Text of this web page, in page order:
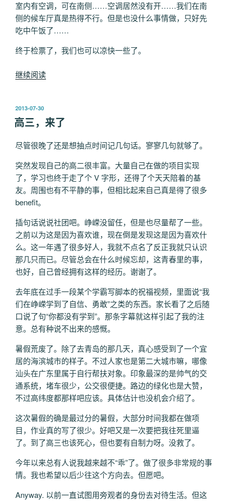
室内有空调，可在南侧……空调居然没有开……我们在南
侧的候车厅真是热得不行。但是也没什么事情做，只好先
吃中午饭了……
终于检票了，我们也可以凉快一些了。
继续阅读“脑
-
州
Day
1”
发
布
于
2013-07-30
高三，来了
尽管很晚了还是想抽点时间记几句话。寥寥几句就够了。
突然发现自己的高二很丰富。大量自己在做的项目实现
了，学习也终于走了个 V 字形，还得了个天天陪着的基
友。周围也有不平静的事，但相比起来自己真是得了很多
benefit。
插句话说说社团吧。峥嵘没留任，但是也尽量帮了一些。
之前以为这是因为喜欢谁，现在倒是发现这是因为喜欢什
么。这一年遇了很多好人，我就不点名了反正我就只认识
那几只而已。尽管总会在什么时候忘却，这青春里的事，
也好，自己曾经拥有这样的经历。谢谢了。
去年底在过手一段某个学霸写脚本的祝福视频，里面说“我
们在峥嵘学到了自信、勇敢”之类的东西。家长看了之后随
口说了句“你都没有学到”。那条字幕就这样引起了我的注
意。总有种说不出来的感慨。
暑假荒废了。除了去青岛的那几天，真心感受到了一个宜
居的海滨城市的样子。不过人家也是第二大城市嘛，哪像
汕头在广东里属于自行帮扶对象。印象最深的是帅气的交
通系统，堵车很少，公交很便捷。路边的绿化也是大赞，
不过高纬度都那样吧应该。具体估计也没机会介绍了。
这次暑假的确是最过分的暑假，大部分时间我都在做项
目，作业真的写了很少。好吧又是一次要把我往死里逼
了。到了高三也该死心，但也要有自制力呀。没救了。
今年以来总有人说我越来越不“乖”了。做了很多非常规的事
情。我也希望以后少往这个方向去。但愿吧。
Anyway. 以前一直试图用旁观者的身份去对待生活。但这